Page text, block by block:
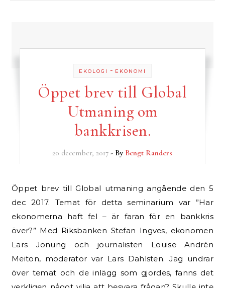
EKOLOGI - EKONOMI
Öppet brev till Global
Utmaning om
bankkrisen.
20 december, 2017 - By Bengt Randers
Öppet brev till Global utmaning angående den 5
dec 2017. Temat för detta seminarium var ”Har
ekonomerna haft fel – är faran för en bankkris
över?” Med Riksbanken Stefan Ingves, ekonomen
Lars Jonung och journalisten Louise Andrén
Meiton, moderator var Lars Dahlsten. Jag undrar
över temat och de inlägg som gjordes, fanns det